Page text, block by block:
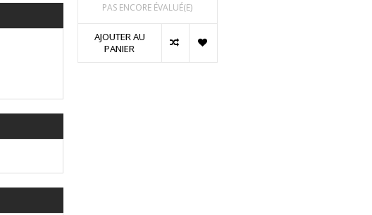
PAS ENCORE ÉVALUÉ(E)
AJOUTER AU
PANIER